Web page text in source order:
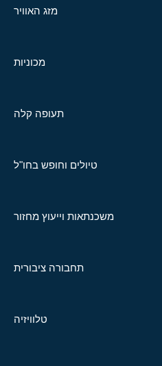
מזג האוויר
מכוניות
תעופה קלה
טיולים וחופש בחו"ל
משכנתאות וייעוץ מחזור
תחבורה ציבורית
טלוויזיה